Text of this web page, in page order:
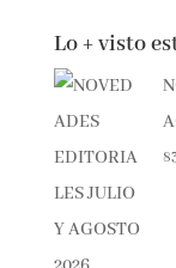
Lo + visto